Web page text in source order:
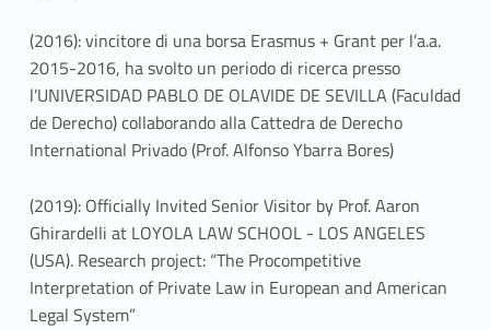
(2016): vincitore di una borsa Erasmus + Grant per l’a.a.
2015-2016, ha svolto un periodo di ricerca presso
l’UNIVERSIDAD PABLO DE OLAVIDE DE SEVILLA (Faculdad
de Derecho) collaborando alla Cattedra de Derecho
International Privado (Prof. Alfonso Ybarra Bores)
(2019): Officially Invited Senior Visitor by Prof. Aaron
Ghirardelli at LOYOLA LAW SCHOOL - LOS ANGELES
(USA). Research project: “The Procompetitive
Interpretation of Private Law in European and American
Legal System”